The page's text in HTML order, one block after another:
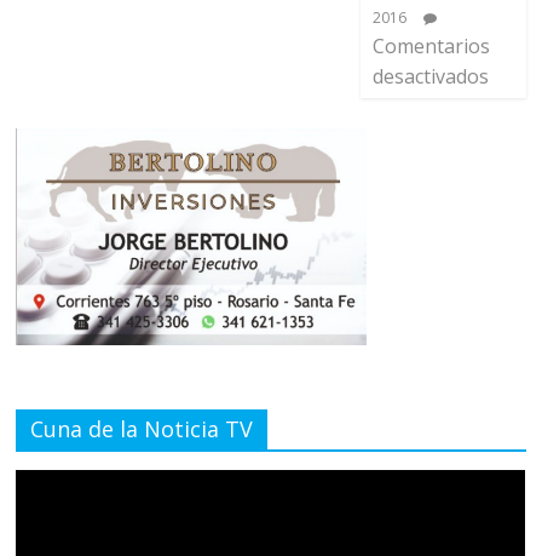
2016
Comentarios
desactivados
Cuna de la Noticia TV